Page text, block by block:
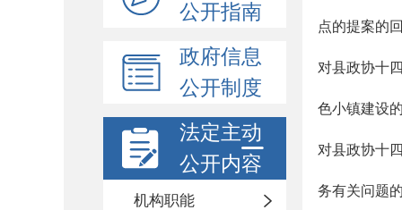
公开指南
政府信息
公开制度
法定主动
公开内容
机构职能
点的提案的
对县政协十
色小镇建设
对县政协十
务有关问题